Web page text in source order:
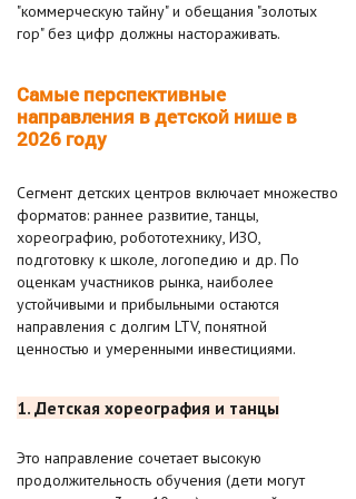
"коммерческую тайну" и обещания "золотых
гор" без цифр должны настораживать.​
Самые перспективные
направления в детской нише в
2026 году
Сегмент детских центров включает множество
форматов: раннее развитие, танцы,
хореографию, робототехнику, ИЗО,
подготовку к школе, логопедию и др. По
оценкам участников рынка, наиболее
устойчивыми и прибыльными остаются
направления с долгим LTV, понятной
ценностью и умеренными инвестициями.
1. Детская хореография и танцы
Это направление сочетает высокую
продолжительность обучения (дети могут